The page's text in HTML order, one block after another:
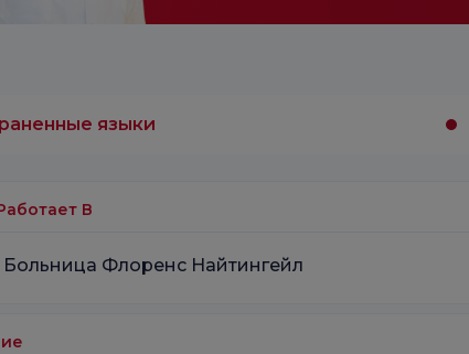
языки
В
Флоренс Найтингейл